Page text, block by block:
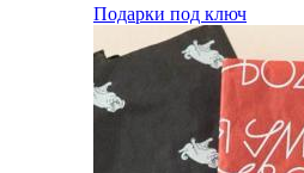
Подарки под ключ